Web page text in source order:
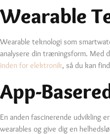
Wearable
Wearable teknologi som
analysere din træningsform. Med
inden for elektronik, så du kan
App-
En anden fascinerende udvikling
wearables og give dig en